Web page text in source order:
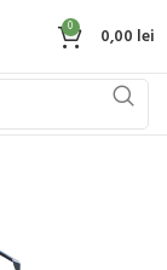
0 0,00 lei